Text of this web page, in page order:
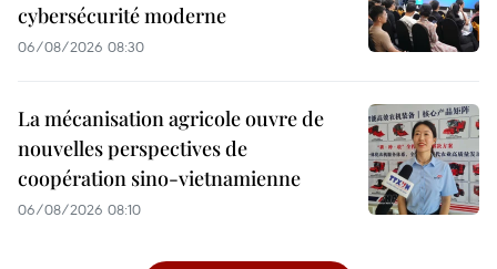
cybersécurité moderne
06/08/2026 08:30
La mécanisation agricole ouvre de
nouvelles perspectives de
coopération sino-vietnamienne
06/08/2026 08:10